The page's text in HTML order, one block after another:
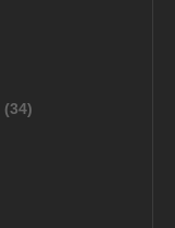
(34)